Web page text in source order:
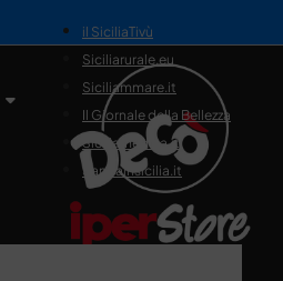
il SiciliaTivù
Siciliarurale.eu
Siciliammare.it
Il Giornale della Bellezza
Siciliamedica.it
Sanitainsicilia.it